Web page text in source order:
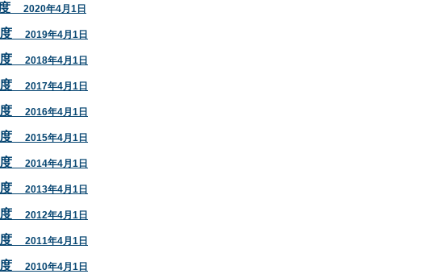
2020年4月1日
2019年4月1日
2018年4月1日
2017年4月1日
2016年4月1日
2015年4月1日
2014年4月1日
2013年4月1日
2012年4月1日
2011年4月1日
2010年4月1日